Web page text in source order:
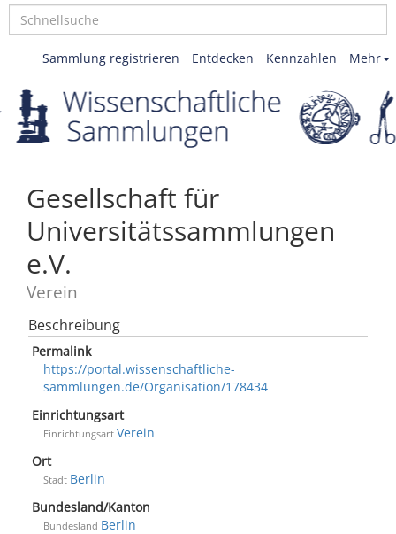
Mehr
Kennzahlen
Entdecken
Sammlung registrieren
Gesellschaft für
Universitätssammlungen
e.V.
Verein
Beschreibung
Permalink
https://portal.wissenschaftliche-
sammlungen.de/Organisation/178434
Einrichtungsart
Einrichtungsart Verein
Ort
Stadt Berlin
Bundesland/Kanton
Bundesland Berlin